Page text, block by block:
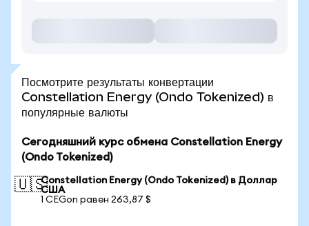
Посмотрите результаты конвертации
Constellation Energy (Ondo Tokenized) в
популярные валюты
Сегодняшний курс обмена Constellation Energy
(Ondo Tokenized)
🇺🇸Constellation Energy (Ondo Tokenized) в Доллар
США
1 CEGon равен 263,87 $